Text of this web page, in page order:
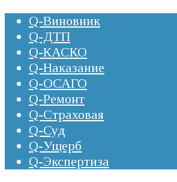
Q-Виновник
Q-ДТП
Q-КАСКО
Q-Наказание
Q-ОСАГО
Q-Ремонт
Q-Страховая
Q-Суд
Q-Ущерб
Q-Экспертиза